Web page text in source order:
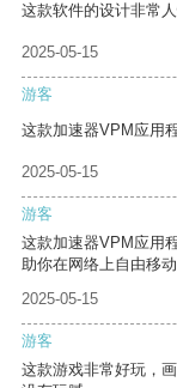
这款软件的设计非常
2025-05-15
游客
这款加速器VPM应用
2025-05-15
游客
这款加速器VPM应用
助你在网络上自由移动
2025-05-15
游客
这款游戏非常好玩，